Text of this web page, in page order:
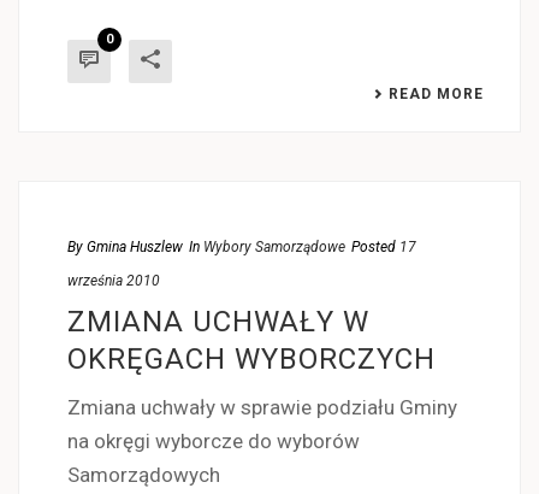
0
READ MORE
By Gmina Huszlew In Wybory Samorządowe Posted 17
września 2010
ZMIANA UCHWAŁY W
OKRĘGACH WYBORCZYCH
Zmiana uchwały w sprawie podziału Gminy
na okręgi wyborcze do wyborów
Samorządowych